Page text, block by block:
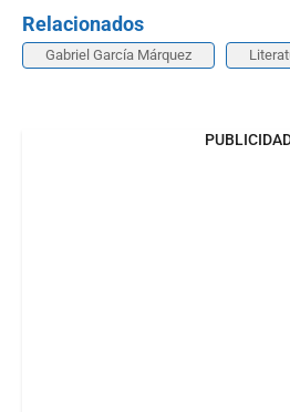
Relacionados
Gabriel García Márquez